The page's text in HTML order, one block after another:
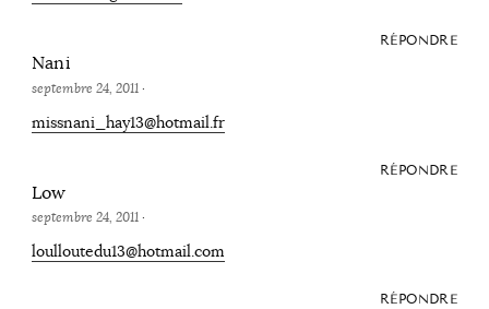
RÉPONDRE
Nani
septembre 24, 2011·
missnani_hay13@hotmail.fr
RÉPONDRE
Low
septembre 24, 2011·
loulloutedu13@hotmail.com
RÉPONDRE